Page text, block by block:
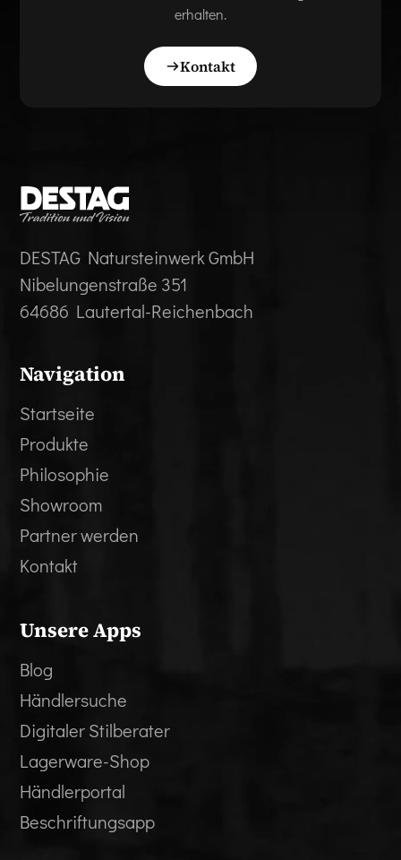
erhalten.
Kontakt
DESTAG Natursteinwerk GmbH
Nibelungenstraße 351
64686 Lautertal-Reichenbach
Navigation
Startseite
Produkte
Philosophie
Showroom
Partner werden
Kontakt
Unsere Apps
Blog
Händlersuche
Digitaler Stilberater
Lagerware-Shop
Händlerportal
Beschriftungsapp